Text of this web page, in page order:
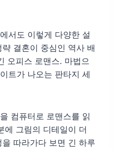
서도 이렇게 다양한 설
결혼이 중심인 역사 배
오피스 로맨스. 마법으
트가 나오는 판타지 세
컴퓨터로 로맨스를 읽
에 그림의 디테일이 더
따라가다 보면 긴 하루